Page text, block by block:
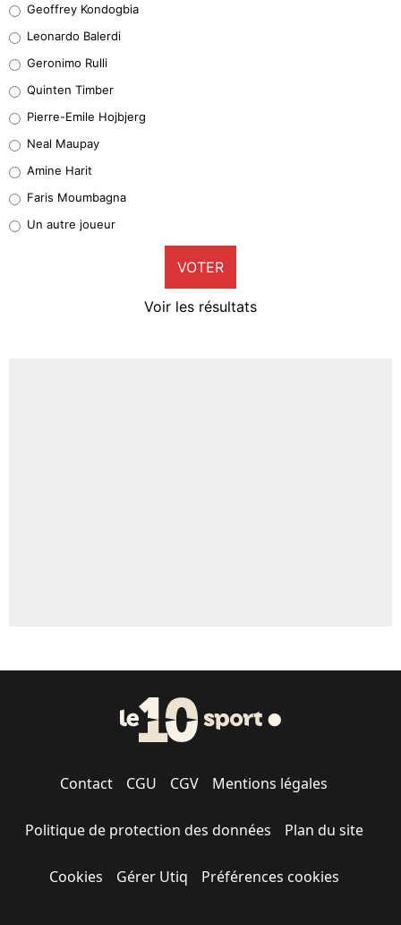
38%
32%
5%
1%
9%
Geoffrey Kondogbia
Leonardo Balerdi
Geronimo Rulli
Quinten Timber
Pierre-Emile Hojbjerg
Neal Maupay
Amine Harit
Faris Moumbagna
Un autre joueur
VOTER
Voir les résultats
Contact CGU CGV Mentions légales
Politique de protection des données Plan du site
Cookies Gérer Utiq Préférences cookies